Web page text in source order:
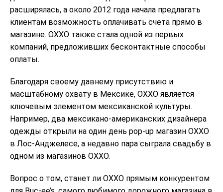
расширялась, а около 2012 года начала предлагать
клиентам возможность оплачивать счета прямо в
магазине. OXXO также стала одной из первых
компаний, предложивших бесконтактные способы
оплаты.
Благодаря своему давнему присутствию и
масштабному охвату в Мексике, OXXO является
ключевым элементом мексиканской культуры.
Например, два мексикано-американских дизайнера
одежды открыли на один день pop-up магазин OXXO
в Лос-Анджелесе, а недавно пара сыграла свадьбу в
одном из магазинов OXXO.
Вопрос о том, станет ли OXXO прямым конкурентом